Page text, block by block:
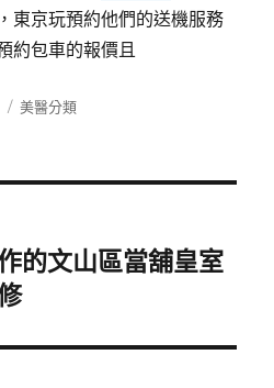
東京玩預約他們的送機服務
約包車的報價且
分
美醫分類
的文山區當舖皇室